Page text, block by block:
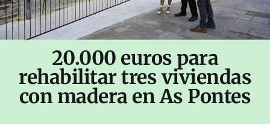
20.000 euros para
rehabilitar tres viviendas
con madera en As Pontes